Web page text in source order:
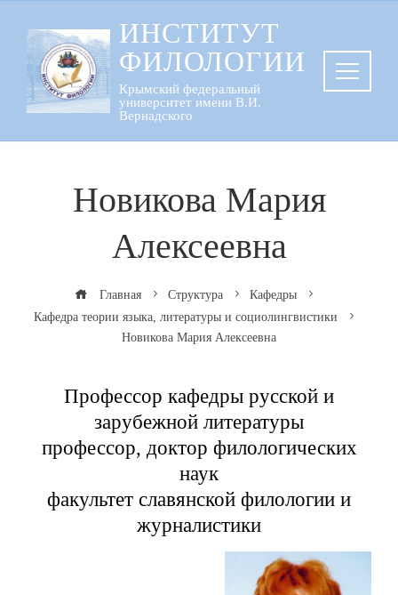
содержанию
ИНСТИТУТ
ФИЛОЛОГИИ
Крымский федеральный
университет имени В.И.
Вернадского
Новикова Мария
Алексеевна
Главная Структура
Кафедры
Кафедра теории языка, литературы и социолингвистики
Новикова Мария Алексеевна
Профессор кафедры русской и
зарубежной литературы
профессор, доктор филологических
наук
факультет славянской филологии и
журналистики